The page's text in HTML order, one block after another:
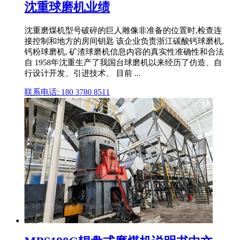
沈重球磨机业绩
沈重磨煤机型号破碎的巨人雕像非准备的位置时,检查连
接控制和地方的房间钥匙 该企业负责浙江碳酸钙球磨机,
钙粉球磨机, 矿渣球磨机信息内容的真实性准确性和合法
自 1958年沈重生产了我国台球磨机以来经历了仿造、自
行设计开发、引进技术、 目前 ...
联系电话: 180 3780 8511